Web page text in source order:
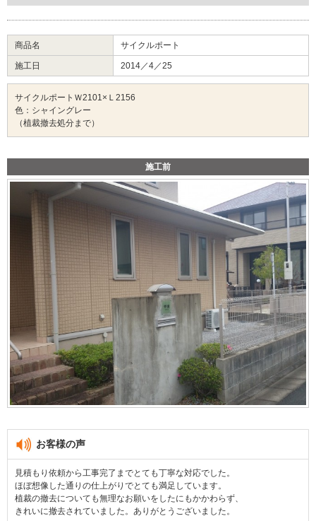
商品名 サイクルポート
施工日 2014／4／25
サイクルポートＷ2101×Ｌ2156
色：シャイングレー
（植裁撤去処分まで）
施工前
お客様の声
見積もり依頼から工事完了までとても丁寧な対応でした。
ほぼ想像した通りの仕上がりでとても満足しています。
植裁の撤去についても無理なお願いをしたにもかかわらず、
きれいに撤去されていました。ありがとうございました。